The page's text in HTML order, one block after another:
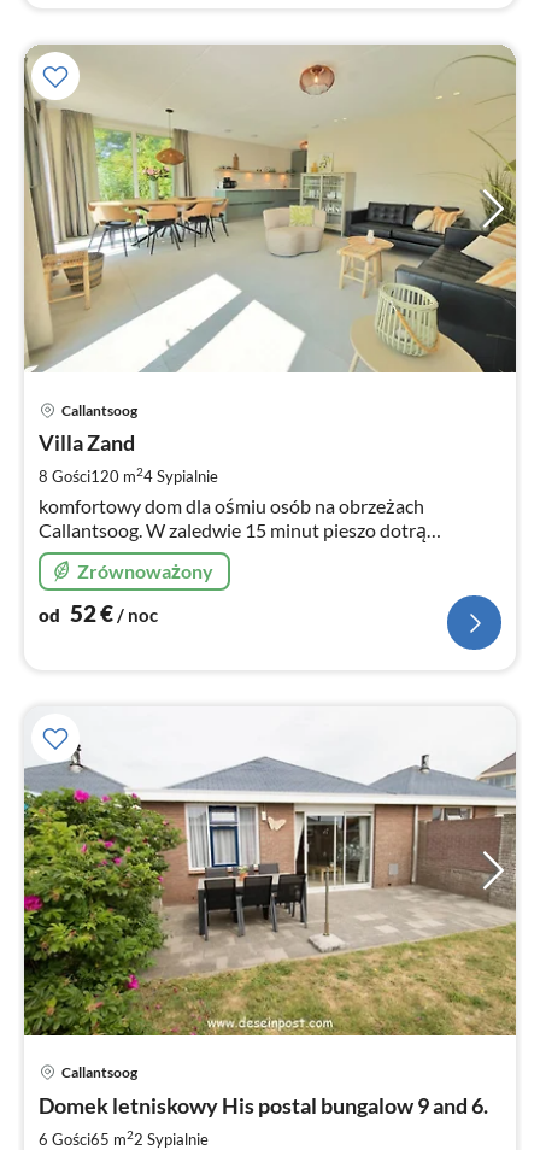
Callantsoog
Villa Zand
8 Gości120 m24Sypialnie
komfortowy dom dla ośmiu osób na obrzeżach
Callantsoog. W zaledwie 15 minut pieszo dotrą
Państwo zarówno na piękną plażę, jak i na przytulny
rynek.Zrównoważony
od 52€/ noc
Callantsoog
Domek letniskowy His postal bungalow 9 and 6.
6 Gości65 m22 Sypialnie